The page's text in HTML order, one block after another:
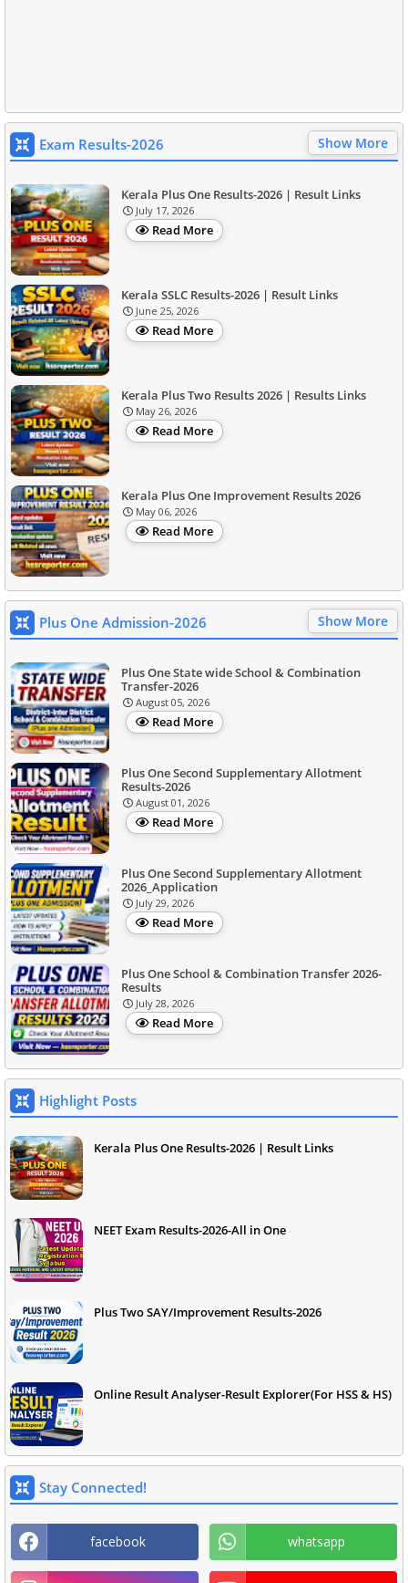
Exam Results-2026 Show More
Kerala Plus One Results-2026 | Result Links
July 17, 2026
Read More
Kerala SSLC Results-2026 | Result Links
June 25, 2026
Read More
Kerala Plus Two Results 2026 | Results Links
May 26, 2026
Read More
Kerala Plus One Improvement Results 2026
May 06, 2026
Read More
Plus One Admission-2026 Show More
Plus One State wide School & Combination
Transfer-2026
August 05, 2026
Read More
Plus One Second Supplementary Allotment
Results-2026
August 01, 2026
Read More
Plus One Second Supplementary Allotment
2026_Application
July 29, 2026
Read More
Plus One School & Combination Transfer 2026-
Results
July 28, 2026
Read More
Highlight Posts
Kerala Plus One Results-2026 | Result Links
NEET Exam Results-2026-All in One
Plus Two SAY/Improvement Results-2026
Online Result Analyser-Result Explorer(For HSS & HS)
Stay Connected!
facebook whatsapp